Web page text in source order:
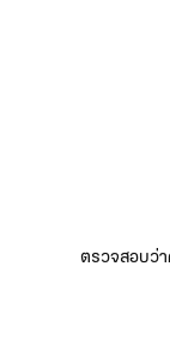
ตรวจสอบว่